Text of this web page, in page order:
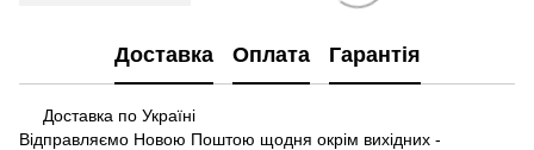
Доставка Оплата Гарантія
Доставка по Україні
Відправляємо Новою Поштою щодня окрім вихідних -